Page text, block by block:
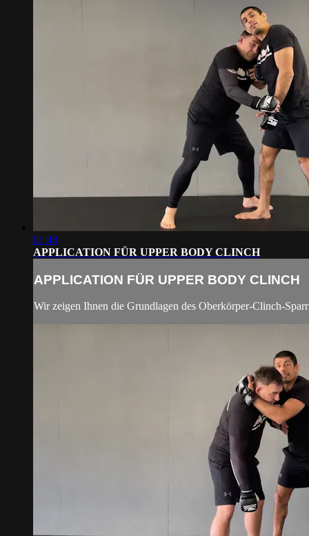
01:48
APPLICATION FÜR UPPER BODY CLINCH
APPLICATION FÜR UPPER BODY CLINCH
Wir zeigen Ihnen die Grundlagen des Oberkörper-Clinch-